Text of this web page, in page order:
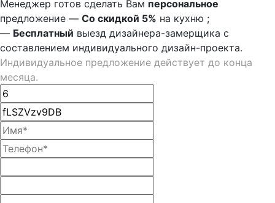
Менеджер готов сделать Вам персональное
предложение — Со скидкой 5% на кухню ;
— Бесплатный выезд дизайнера-замерщика с
составлением индивидуального дизайн-проекта.
Индивидуальное предложение действует до конца
месяца.